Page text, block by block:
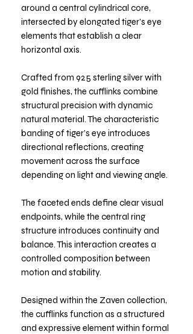
around a central cylindrical core,
intersected by elongated tiger’s eye
elements that establish a clear
horizontal axis.
Crafted from 925 sterling silver with
gold finishes, the cufflinks combine
structural precision with dynamic
natural material. The characteristic
banding of tiger’s eye introduces
directional reflections, creating
movement across the surface
depending on light and viewing angle.
The faceted ends define clear visual
endpoints, while the central ring
structure introduces continuity and
balance. This interaction creates a
controlled composition between
motion and stability.
Designed within the Zaven collection,
the cufflinks function as a structured
and expressive element within formal